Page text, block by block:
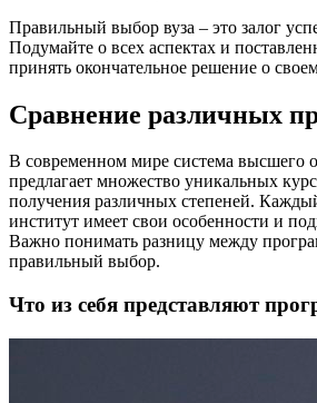
Правильный выбор вуза – это залог
Подумайте о всех аспектах и
принять окончательное решение о
Сравнение различных
В современном мире система высшего
предлагает множество уникальных
получения различных степеней.
институт имеет свои особенности и
Важно понимать разницу между
правильный выбор.
Что из себя представляют